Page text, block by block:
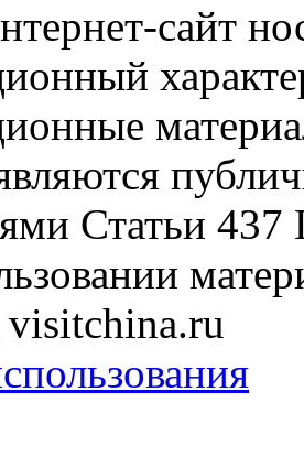
сайт
Статьи 437
visitchina.ru